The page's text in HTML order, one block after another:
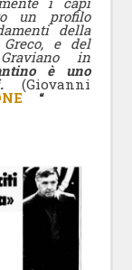
un profilo
della
e del
in
è uno
(Giovanni
“